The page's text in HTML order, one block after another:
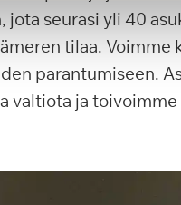
seurasi yli 40
tilaa. Voimme
parantumiseen.
valtiota ja